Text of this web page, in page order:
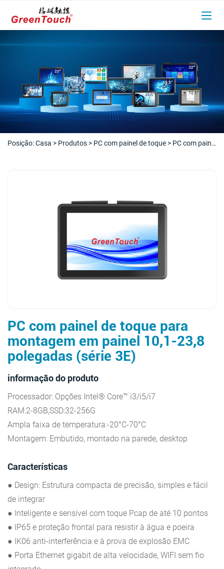
Posição:Casa > Produtos > PC com painel de toque > PC com painel
PC com painel de toque para
montagem em painel 10,1-23,8
polegadas (série 3E)
informação do produto
Processador: Opções Intel® Core™ i3/i5/i7
RAM:2-8GB,SSD:32-256G
Ampla faixa de temperatura:-20°C-70°C
Montagem: Embutido, montado na parede, desktop
Características
● Design: Estrutura compacta de precisão, simples e fácil
de integrar
● Inteligente e sensível com toque Pcap de até 10 pontos
● IP65 e proteção frontal para resistir à água e poeira
● IK06 anti-interferência e à prova de explosão EMC
● Porta Ethernet gigabit de alta velocidade, WIFI sem fio